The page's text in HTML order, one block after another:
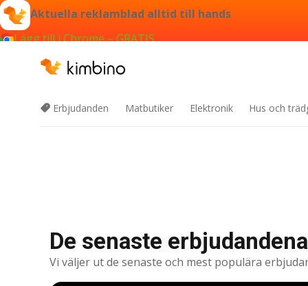
Aktuella reklamblad alltid till hands
Lägg till i Chrome – GRATIS
Erbjudanden Matbutiker Elektronik Hus och
De senaste erbjudandena
Vi väljer ut de senaste och mest populära